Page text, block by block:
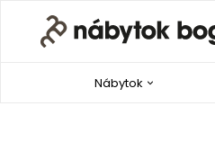
Nábytok